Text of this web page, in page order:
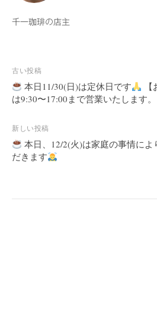
千一珈琲の店主
投
稿
ナ
ゲ
ー
シ
ン
古い投稿
本日11/30(日)は定休日です
は9:30〜17:00まで営業いたします。
新しい投稿
本日、12/2(火)は家庭の事情に
だきます